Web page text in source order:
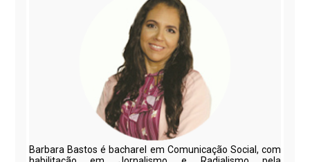
Barbara Bastos é bacharel em Comunicação Social, com